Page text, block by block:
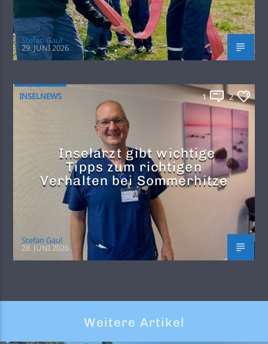
Stefan Gaul
29. JUNI 2026
INSELNEWS 1 2
Inselarzt gibt wichtige
Tipps zum richtigen
Verhalten bei Sommerhitze
Stefan Gaul
28. JUNI 2026
Weitere Artikel